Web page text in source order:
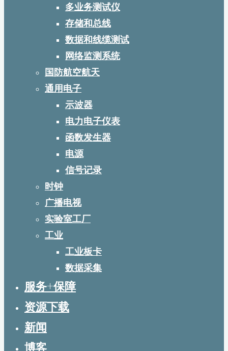
多业务测试仪
存储和总线
数据和线缆测试
网络监测系统
国防航空航天
通用电子
示波器
电力电子仪表
函数发生器
电源
信号记录
时钟
广播电视
实验室工厂
工业
工业板卡
数据采集
服务+保障
资源下载
新闻
博客